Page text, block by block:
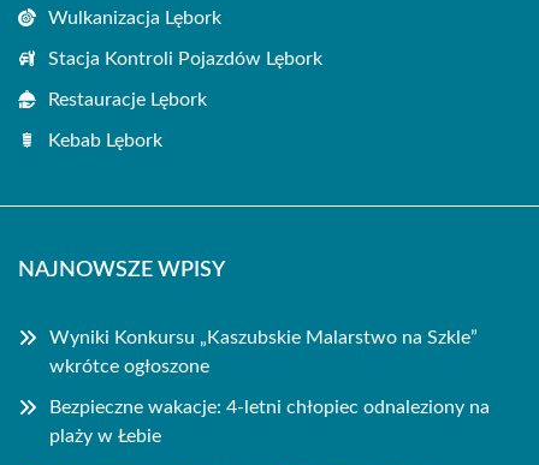
Wulkanizacja Lębork
Stacja Kontroli Pojazdów Lębork
Restauracje Lębork
Kebab Lębork
NAJNOWSZE WPISY
Wyniki Konkursu „Kaszubskie Malarstwo na Szkle”
wkrótce ogłoszone
Bezpieczne wakacje: 4-letni chłopiec odnaleziony na
plaży w Łebie